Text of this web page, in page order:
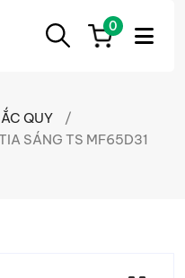
0
ẮC QUY
/
SÁNG TS MF65D31